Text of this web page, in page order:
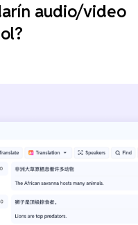
audio/video